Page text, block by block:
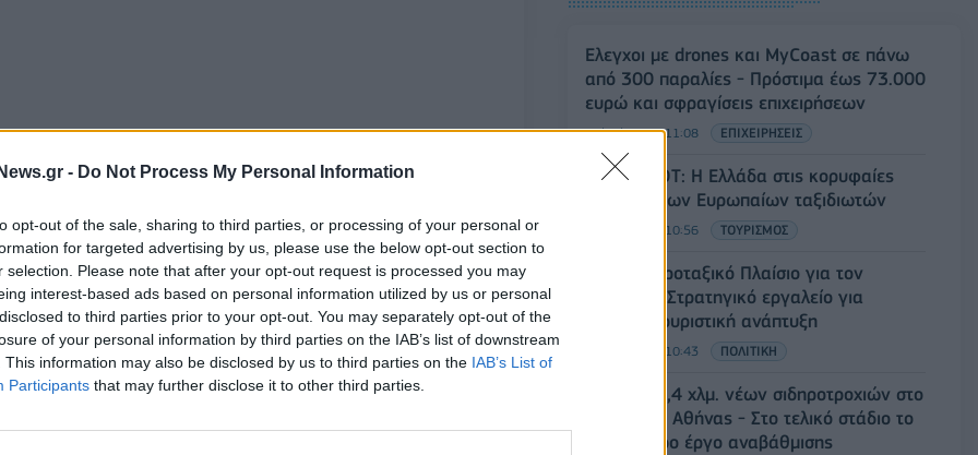
- Do Not Process My Personal Information
opt-out of the sale, sharing to third parties, or processing of your personal or
for targeted advertising by us, please use the below opt-out section to
selection. Please note that after your opt-out request is processed you may
interest-based ads based on personal information utilized by us or personal
to third parties prior to your opt-out. You may separately opt-out of the
of your personal information by third parties on the IAB’s list of downstream
This information may also be disclosed by us to third parties on the IAB’s List of
Participants that may further disclose it to other third parties.
στην πρωτοβουλία «Ολυμπιακές Περιφέρειες»
μεταξύ της Ελληνικής Ολυμπιακής
Νοτίου ΑιγαίουΓιώργο Χατζημάρκοκαι
Έλεγχοι με drones και MyCoast σε πάνω
από 300 παραλίες - Πρόστιμα έως 73.000
ευρώ και σφραγίσεις επιχειρήσεων
07/08/2026 - 11:08 ΕΠΙΧΕΙΡΗΣΕΙΣ
Έρευνα ΕΟΤ: Η Ελλάδα στις κορυφαίες
επιλογές των Ευρωπαίων ταξιδιωτών
07/08/2026 - 10:56 ΤΟΥΡΙΣΜΟΣ
Ειδικό Χωροταξικό Πλαίσιο για τον
Τουρισμό: Στρατηγικό εργαλείο για
βιώσιμη τουριστική ανάπτυξη
07/08/2026 - 10:43 ΠΟΛΙΤΙΚΗ
ΣΤΑΣΥ: 29,4 χλμ. νέων σιδηροτροχιών στο
Μετρό της Αθήνας - Στο τελικό στάδιο το
μεγαλύτερο έργο αναβάθμισης